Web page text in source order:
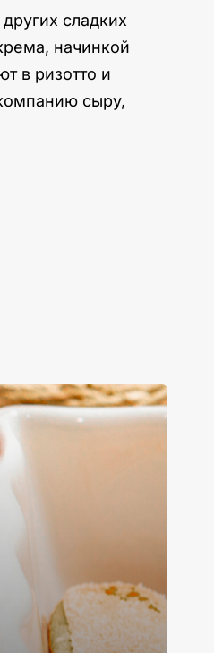
сладких
начинкой
в ризотто и
сыру,